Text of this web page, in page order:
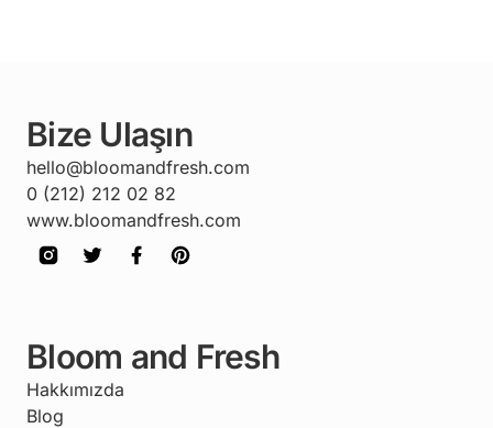
Bize Ulaşın
hello@bloomandfresh.com
0 (212) 212 02 82
www.bloomandfresh.com
Bloom and Fresh
Hakkımızda
Blog